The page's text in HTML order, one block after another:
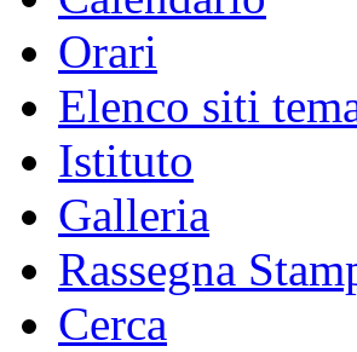
Orari
Elenco siti
Istituto
Galleria
Rassegna
Cerca